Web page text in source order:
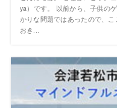
ya）です。 以前から、子供の
かりな問題ではあったので、
おき...